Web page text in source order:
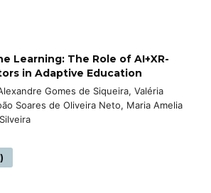
Learning: The Role of AI+XR-
in Adaptive Education
Gomes de Siqueira, Valéria
Soares de Oliveira Neto, Maria Amelia